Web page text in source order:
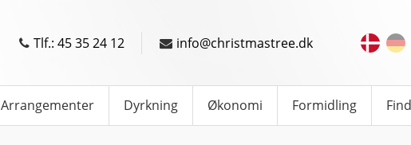
Tlf.: 45 35 24 12 info@christmastree.dk
Arrangementer Dyrkning Økonomi Formidling